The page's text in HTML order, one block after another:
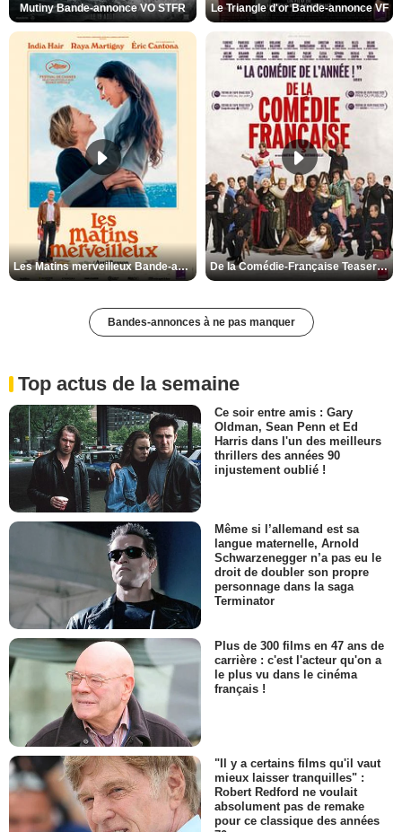
Mutiny Bande-annonce VO STFR Le Triangle d'or Bande-annonce VF
Les Matins merveilleux Bande-annonce VF De la Comédie-Française Teaser VF
Bandes-annonces à ne pas manquer
Top actus de la semaine
Ce soir entre amis : Gary
Oldman, Sean Penn et Ed
Harris dans l'un des meilleurs
thrillers des années 90
injustement oublié !
Même si l’allemand est sa
langue maternelle, Arnold
Schwarzenegger n’a pas eu le
droit de doubler son propre
personnage dans la saga
Terminator
Plus de 300 films en 47 ans de
carrière : c'est l'acteur qu'on a
le plus vu dans le cinéma
français !
"Il y a certains films qu'il vaut
mieux laisser tranquilles" :
Robert Redford ne voulait
absolument pas de remake
pour ce classique des années